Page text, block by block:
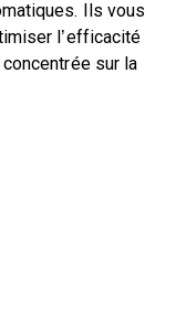
Ils vous
l’efficacité
sur la